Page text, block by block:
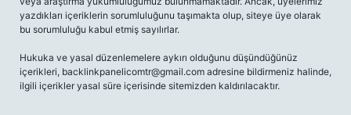
yazdıkları içeriklerin sorumluluğunu taşımakta olup, siteye üye olarak
bu sorumluluğu kabul etmiş sayılırlar.
Hukuka ve yasal düzenlemelere aykırı olduğunu düşündüğünüz
içerikleri, backlinkpanelicomtr@gmail.com adresine bildirmeniz halinde,
ilgili içerikler yasal süre içerisinde sitemizden kaldırılacaktır.